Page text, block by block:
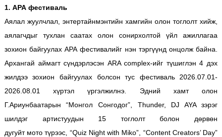
1. АРА фестиваль
Аялал жуулчлал, энтертайнмэнтийн хамгийн олон тоглолт хийж,
аялагчдыг тухлан саатах олон сонирхолтой үйл ажиллагаа
зохион байгуулах АРА фестивалийг нэн тэргүүнд онцолж байна.
Архангай аймагт сүндэрлэсэн ARA complex-ийг түшиглэн 4 дэх
жилдээ зохион байгуулах болсон тус фестиваль 2026.07.01-
2026.08.01 хүртэл үргэлжилнэ. Эдний хамт олон
Г.Ариунбаатарын “Монгол Сонгодог”, Thunder, DJ AYA зэрэг
шилдэг артистуудын 15 тоглолт болон дөрвөн
дугуйт мото түрээс, “Quiz Night with Miko”, “Content Creators’ Day”